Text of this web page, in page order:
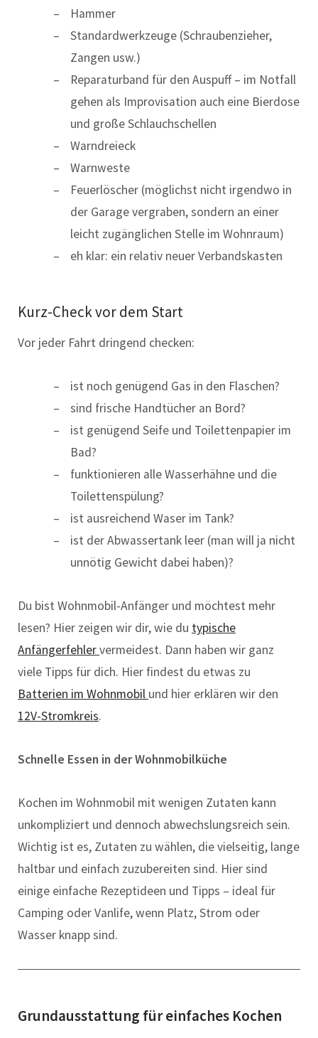
Hammer
Standardwerkzeuge (Schraubenzieher,
Zangen usw.)
Reparaturband für den Auspuff – im Notfall
gehen als Improvisation auch eine Bierdose
und große Schlauchschellen
Warndreieck
Warnweste
Feuerlöscher (möglichst nicht irgendwo in
der Garage vergraben, sondern an einer
leicht zugänglichen Stelle im Wohnraum)
eh klar: ein relativ neuer Verbandskasten
Kurz-Check vor dem Start
Vor jeder Fahrt dringend checken:
ist noch genügend Gas in den Flaschen?
sind frische Handtücher an Bord?
ist genügend Seife und Toilettenpapier im
Bad?
funktionieren alle Wasserhähne und die
Toilettenspülung?
ist ausreichend Waser im Tank?
ist der Abwassertank leer (man will ja nicht
unnötig Gewicht dabei haben)?
Du bist Wohnmobil-Anfänger und möchtest mehr
lesen? Hier zeigen wir dir, wie du typische
Anfängerfehlervermeidest. Dann haben wir ganz
viele Tipps für dich. Hier findest du etwas zu
Batterien im Wohnmobil und hier erklären wir den
12V-Stromkreis.
Schnelle Essen in der Wohnmobilküche
Kochen im Wohnmobil mit wenigen Zutaten kann
unkompliziert und dennoch abwechslungsreich sein.
Wichtig ist es, Zutaten zu wählen, die vielseitig, lange
haltbar und einfach zuzubereiten sind. Hier sind
einige einfache Rezeptideen und Tipps – ideal für
Camping oder Vanlife, wenn Platz, Strom oder
Wasser knapp sind.
Grundausstattung für einfaches Kochen